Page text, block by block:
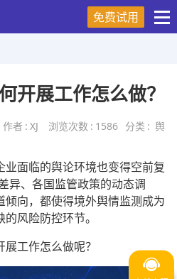
免费试用
开展工作怎么做？
作者 : XJ 浏览次数 : 1586 分类 : 舆
面临的舆论环境也变得空前复
异、各国监管政策的动态调
向，都使得境外舆情监测成为
风险防控环节。
工作怎么做呢？